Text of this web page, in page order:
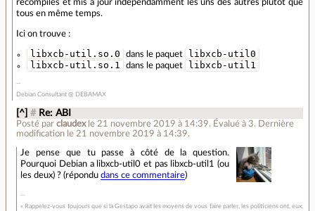
recompilés et mis à jour indépendamment les uns des autres plutôt que
tous en même temps.
Ici on trouve :
libxcb-util.so.0 dans le paquet
libxcb-util0
libxcb-util.so.1
dans le paquet libxcb-util1
Debian Consultant @ DEBAMAX
[^] # Re: ABI
Posté parclaudex le 21 novembre 2019 à 14:39. Évalué à 3. Dernière
modification le 21 novembre 2019 à 14:39.
Je pense que tu passe à côté de la question.
Pourquoi Debian a libxcb-util0 et pas libxcb-util1 (ou
les deux) ? (répondudans ce commentaire)
« Rappelez-vous toujours que si la Gestapo avait les moyens de vous faire parler, les politiciens ont, eux,